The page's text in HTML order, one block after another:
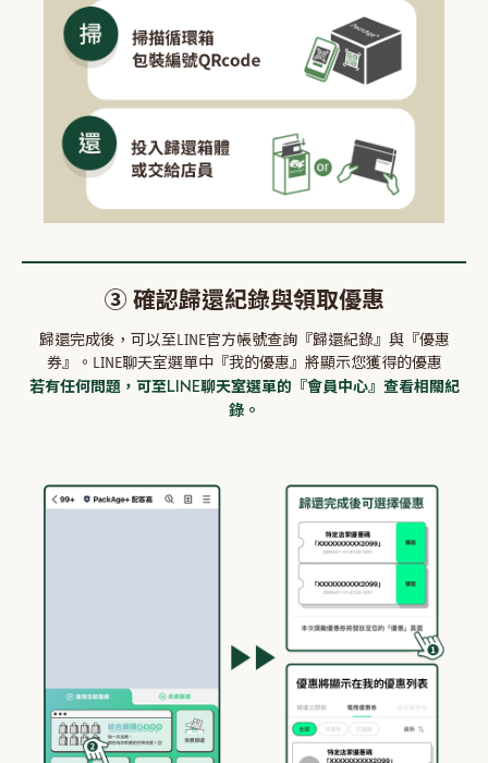
③ 確認歸還紀錄與領取優惠
歸還完成後，可以至LINE官方帳號查詢『歸還紀錄』與『優惠
券』。LINE聊天室選單中『我的優惠』將顯示您獲得的優惠
若有任何問題，可至LINE聊天室選單的『會員中心』查看相關紀
錄。